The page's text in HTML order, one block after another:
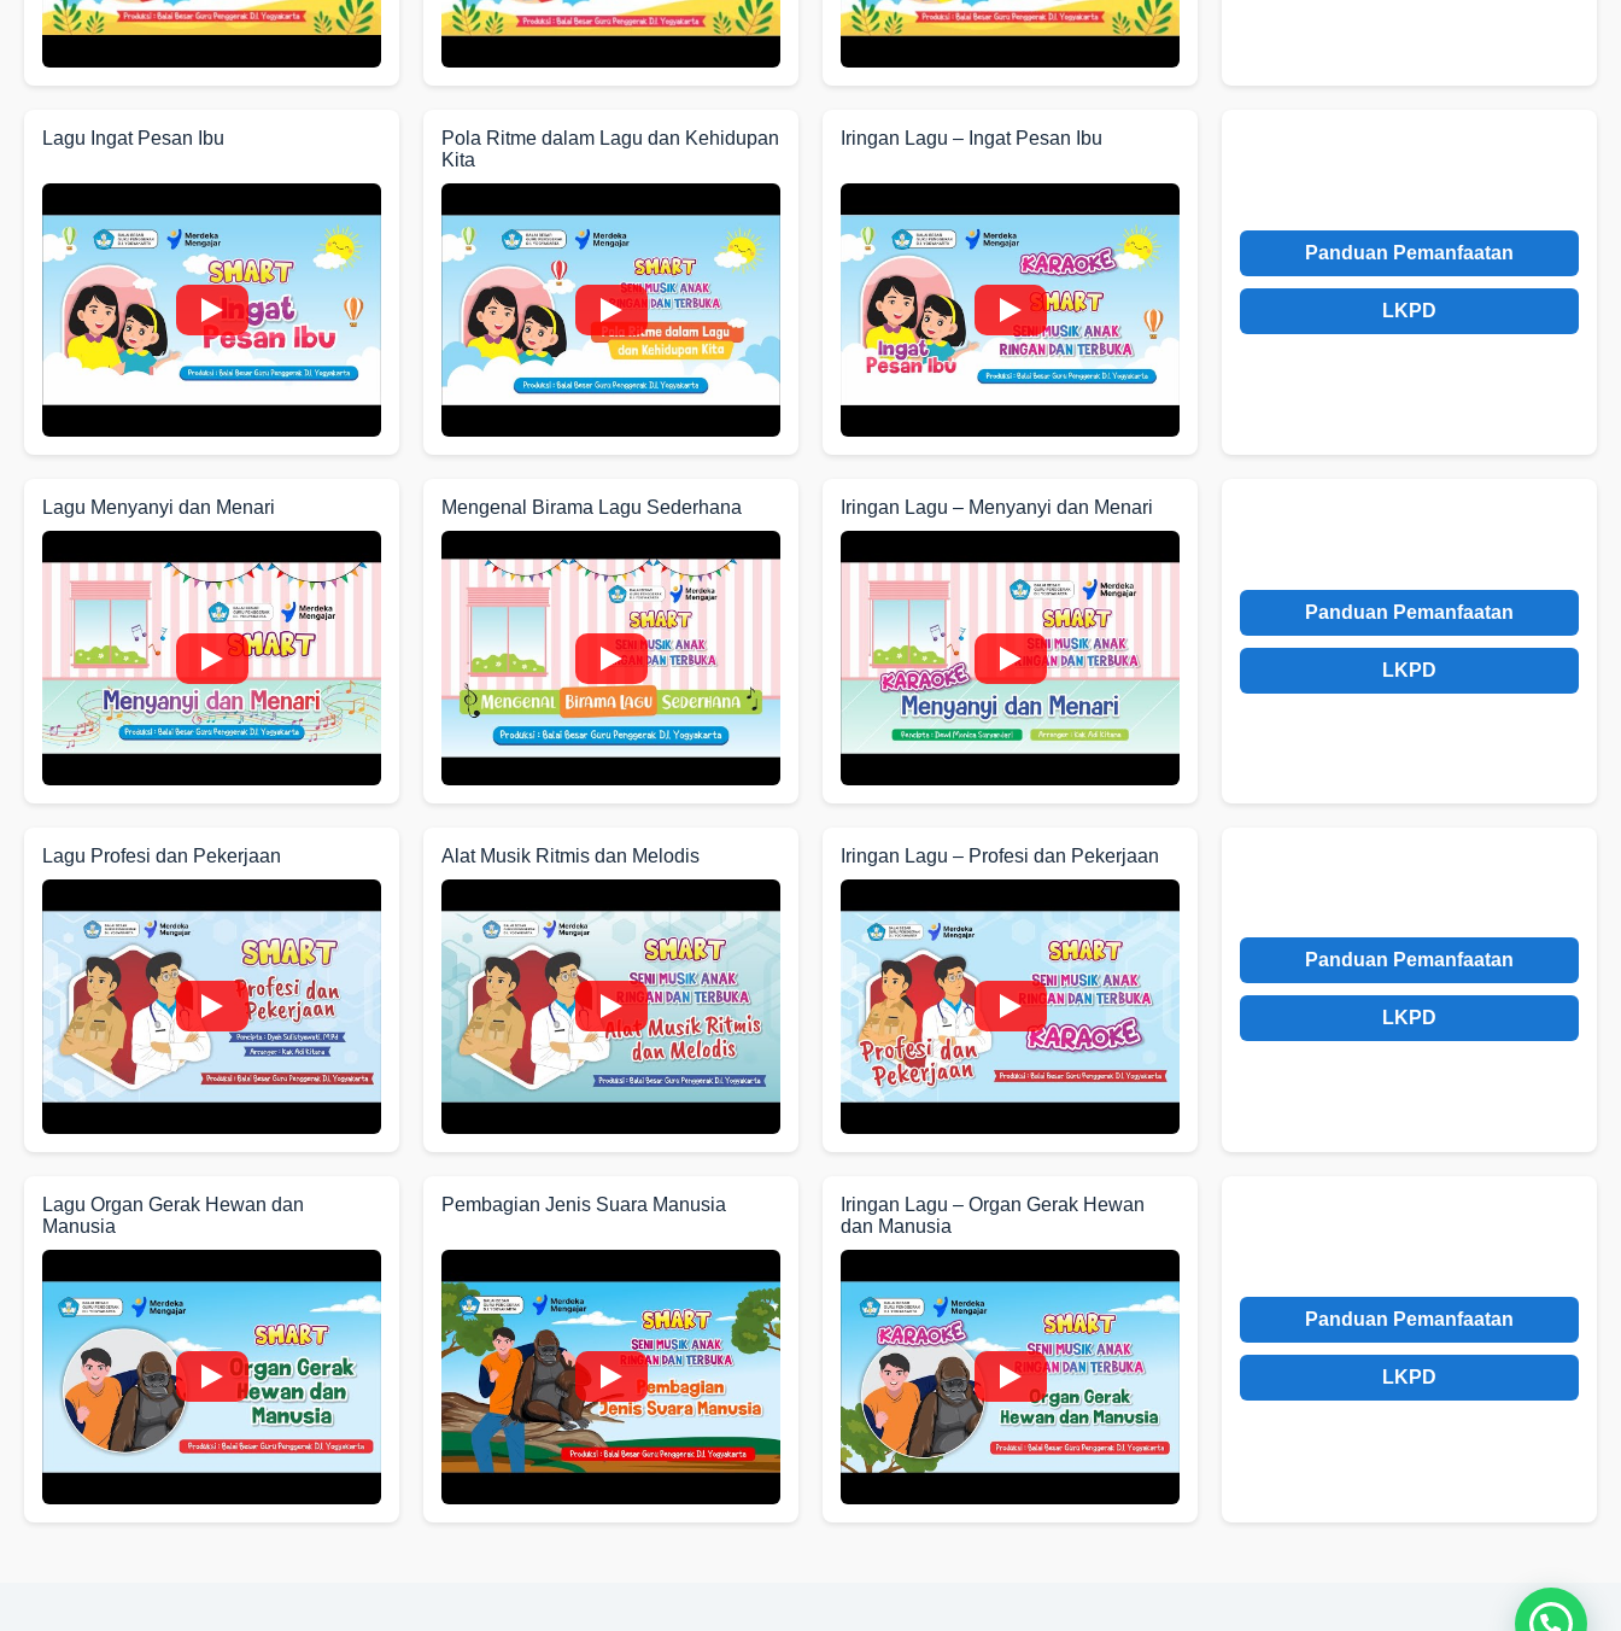
Lagu Ingat Pesan Ibu
Pola Ritme dalam Lagu dan Kehidupan
Kita
Iringan Lagu – Ingat Pesan Ibu
Panduan Pemanfaatan
LKPD
Lagu Menyanyi dan Menari Mengenal Birama Lagu Sederhana Iringan Lagu – Menyanyi dan Menari
Panduan Pemanfaatan
LKPD
Lagu Profesi dan Pekerjaan Alat Musik Ritmis dan Melodis Iringan Lagu – Profesi dan Pekerjaan
Panduan Pemanfaatan
LKPD
Lagu Organ Gerak Hewan dan
Manusia
Pembagian Jenis Suara Manusia
Iringan Lagu – Organ Gerak Hewan
dan Manusia
Panduan Pemanfaatan
LKPD